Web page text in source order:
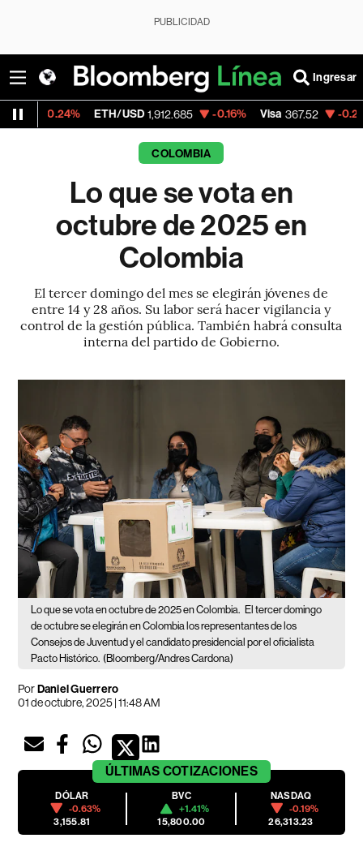
PUBLICIDAD
Ingresar
ETH/USD 1,912.685 -0.16% Visa 367.52 -0.28%
COLOMBIA
Lo que se vota en
octubre de 2025 en
Colombia
El tercer domingo del mes se elegirán jóvenes de
entre 14 y 28 años. Su labor será hacer vigilancia y
control de la gestión pública. También habrá consulta
interna del partido de Gobierno.
Lo que se vota en octubre de 2025 en Colombia. El tercer domingo
de octubre se elegirán en Colombia los representantes de los
Consejos de Juventud y el candidato presidencial por el oficialista
Pacto Histórico. (Bloomberg/Andres Cardona)
PorDaniel Guerrero
01 de octubre, 2025 | 11:48 AM
ÚLTIMAS COTIZACIONES
DÓLAR
-0.63%
3,155.81
BVC
+1.41%
15,800.00
NASDAQ
-0.19%
26,313.23